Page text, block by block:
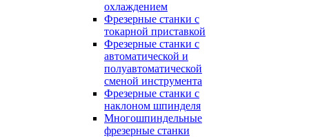
охлаждением
Фрезерные станки с
токарной приставкой
Фрезерные станки с
автоматической и
полуавтоматической
сменой инструмента
Фрезерные станки с
наклоном шпинделя
Многошпиндельные
фрезерные станки